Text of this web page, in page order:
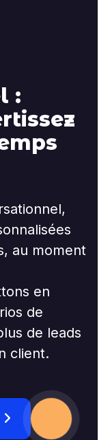
:
au moment
en
de
de leads
client.